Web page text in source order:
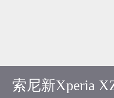
索尼新Xperia